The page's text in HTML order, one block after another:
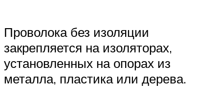
Проволока без изоляции
закрепляется на изоляторах,
установленных на опорах из
металла, пластика или дерева.